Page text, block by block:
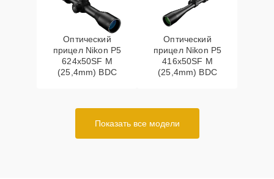
Оптический
прицел Nikon P5
624x50SF M
(25,4mm) BDC
Оптический
прицел Nikon P5
416x50SF M
(25,4mm) BDC
Показать все модели